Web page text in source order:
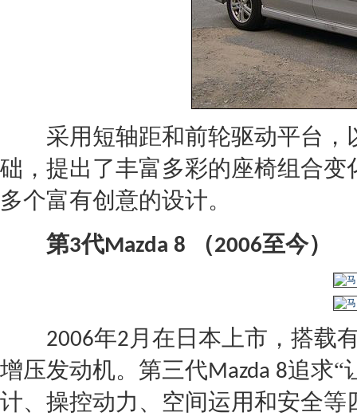
采用短轴距和前轮驱动平台，
础，提出了丰富多彩的座椅组合变
多个富有创意的设计。
第3代Mazda 8 （2006至今）
2006年2 月在日本上市，搭载
增压发动机。第三代Mazda 8追求“
计、操控动力、空间运用和安全等